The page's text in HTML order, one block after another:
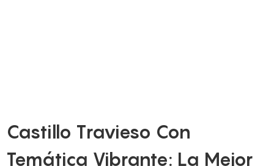
Castillo Travieso Con
Temática Vibrante: La Mejor